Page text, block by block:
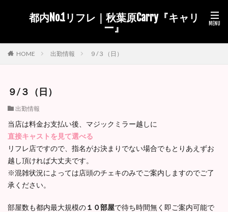
都内No.1リフレ｜秋葉原Carry『キャリ
ー』
HOME 出勤情報 ９/３（日）
９/３（日）
出勤情報
当店は料金お支払い後、マジックミラー越しに
直接キャストを見て選べる
リフレ店ですので、指名がお決まりでない場合でもとりあえずお
越し頂ければ大丈夫です。
※混雑状況によっては店頭のチェキのみでご案内しますのでご了
承ください。
部屋数も都内最大規模の１０部屋で待ち時間無く即ご案内可能で